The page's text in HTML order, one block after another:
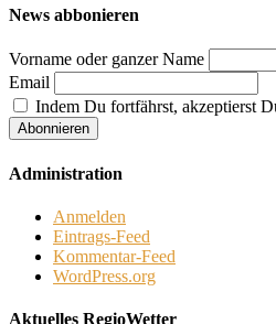
News abbonieren
Vorname oder ganzer Name
Email
Indem Du fortfährst, akzeptierst
Administration
Anmelden
Eintrags-Feed
Kommentar-Feed
WordPress.org
Aktuelles RegioWetter